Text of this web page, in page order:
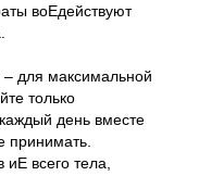
воЕдействуют
для максимальной
только
день вместе
принимать.
всего тела,